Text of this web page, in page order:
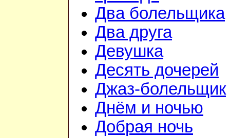
Два болельщика
Два друга
Девушка
Десять дочерей
Джаз-болельщик
Днём и ночью
Добрая ночь